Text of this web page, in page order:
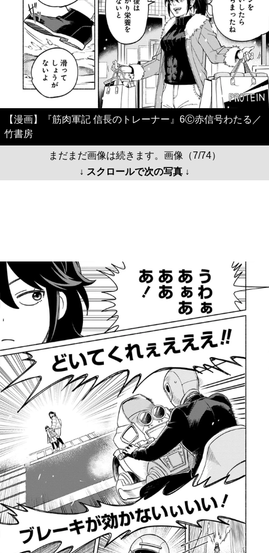
【漫画】『筋肉軍記 信長のトレーナー』6Ⓒ赤信号わたる／
竹書房
まだまだ画像は続きます。画像（7/74）
↓ スクロールで次の写真 ↓